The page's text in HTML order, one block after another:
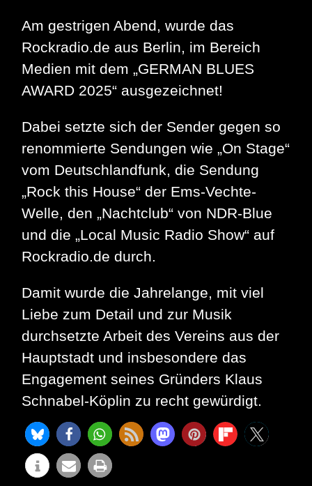
Am gestrigen Abend, wurde das
Rockradio.de aus Berlin, im Bereich
Medien mit dem „GERMAN BLUES
AWARD 2025“ ausgezeichnet!
Dabei setzte sich der Sender gegen so
renommierte Sendungen wie „On Stage“
vom Deutschlandfunk, die Sendung
„Rock this House“ der Ems-Vechte-
Welle, den „Nachtclub“ von NDR-Blue
und die „Local Music Radio Show“ auf
Rockradio.de durch.
Damit wurde die Jahrelange, mit viel
Liebe zum Detail und zur Musik
durchsetzte Arbeit des Vereins aus der
Hauptstadt und insbesondere das
Engagement seines Gründers Klaus
Schnabel-Köplin zu recht gewürdigt.